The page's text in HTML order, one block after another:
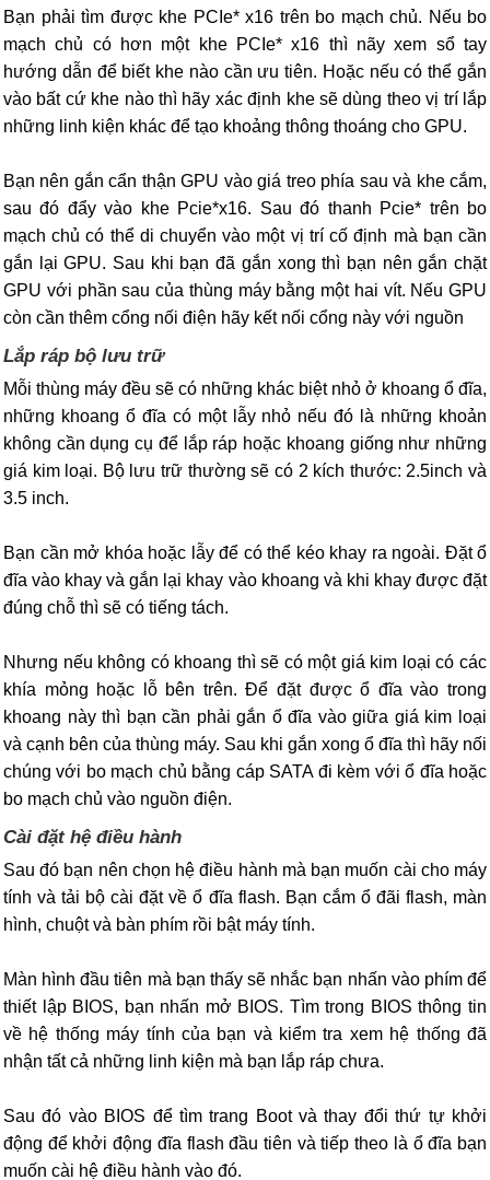
Bạn phải tìm được khe PCIe* x16 trên bo mạch chủ. Nếu bo
mạch chủ có hơn một khe PCIe* x16 thì nãy xem sổ tay
hướng dẫn để biết khe nào cần ưu tiên. Hoặc nếu có thể gắn
vào bất cứ khe nào thì hãy xác định khe sẽ dùng theo vị trí lắp
những linh kiện khác để tạo khoảng thông thoáng cho GPU.
Bạn nên gắn cẩn thận GPU vào giá treo phía sau và khe cắm,
sau đó đẩy vào khe Pcie*x16. Sau đó thanh Pcie* trên bo
mạch chủ có thể di chuyển vào một vị trí cố định mà bạn cần
gắn lại GPU. Sau khi bạn đã gắn xong thì bạn nên gắn chặt
GPU với phần sau của thùng máy bằng một hai vít. Nếu GPU
còn cần thêm cổng nối điện hãy kết nối cổng này với nguồn
Lắp ráp bộ lưu trữ
Mỗi thùng máy đều sẽ có những khác biệt nhỏ ở khoang ổ đĩa,
những khoang ổ đĩa có một lẫy nhỏ nếu đó là những khoản
không cần dụng cụ để lắp ráp hoặc khoang giống như những
giá kim loại. Bộ lưu trữ thường sẽ có 2 kích thước: 2.5inch và
3.5 inch.
Bạn cần mở khóa hoặc lẫy để có thể kéo khay ra ngoài. Đặt ổ
đĩa vào khay và gắn lại khay vào khoang và khi khay được đặt
đúng chỗ thì sẽ có tiếng tách.
Nhưng nếu không có khoang thì sẽ có một giá kim loại có các
khía mỏng hoặc lỗ bên trên. Để đặt được ổ đĩa vào trong
khoang này thì bạn cần phải gắn ổ đĩa vào giữa giá kim loại
và cạnh bên của thùng máy. Sau khi gắn xong ổ đĩa thì hãy nối
chúng với bo mạch chủ bằng cáp SATA đi kèm với ổ đĩa hoặc
bo mạch chủ vào nguồn điện.
Cài đặt hệ điều hành
Sau đó bạn nên chọn hệ điều hành mà bạn muốn cài cho máy
tính và tải bộ cài đặt về ổ đĩa flash. Bạn cắm ổ đãi flash, màn
hình, chuột và bàn phím rồi bật máy tính.
Màn hình đầu tiên mà bạn thấy sẽ nhắc bạn nhấn vào phím để
thiết lập BIOS, bạn nhấn mở BIOS. Tìm trong BIOS thông tin
về hệ thống máy tính của bạn và kiểm tra xem hệ thống đã
nhận tất cả những linh kiện mà bạn lắp ráp chưa.
Sau đó vào BIOS để tìm trang Boot và thay đổi thứ tự khởi
động để khởi động đĩa flash đầu tiên và tiếp theo là ổ đĩa bạn
muốn cài hệ điều hành vào đó.